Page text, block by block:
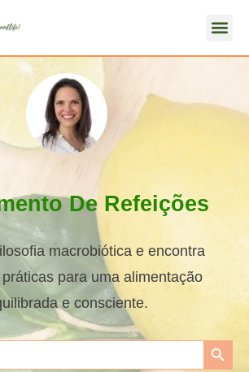
De Refeições
macrobiótica e encontra
para uma alimentação
e consciente.
Search Button